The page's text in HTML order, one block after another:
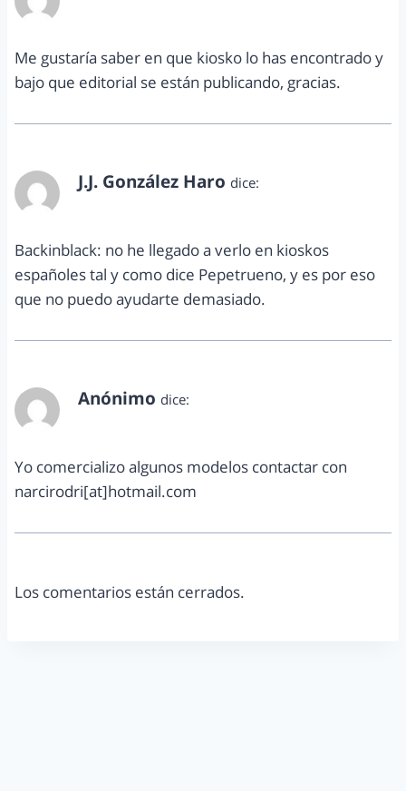
Me gustaría saber en que kiosko lo has encontrado y
bajo que editorial se están publicando, gracias.
J.J. González Haro dice:
Backinblack: no he llegado a verlo en kioskos
españoles tal y como dice Pepetrueno, y es por eso
que no puedo ayudarte demasiado.
Anónimo dice:
Yo comercializo algunos modelos contactar con
narcirodri[at]hotmail.com
Los comentarios están cerrados.